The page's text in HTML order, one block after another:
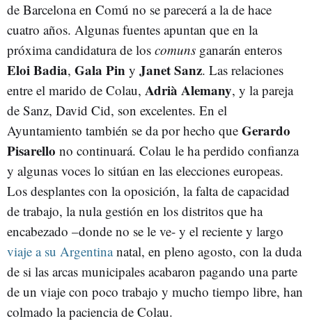
de Barcelona en Comú no se parecerá a la de hace
cuatro años. Algunas fuentes apuntan que en la
próxima candidatura de los comuns ganarán enteros
Eloi Badia, Gala Pin y Janet Sanz. Las relaciones
entre el marido de Colau, Adrià Alemany, y la pareja
de Sanz, David Cid, son excelentes. En el
Ayuntamiento también se da por hecho que Gerardo
Pisarello no continuará. Colau le ha perdido confianza
y algunas voces lo sitúan en las elecciones europeas.
Los desplantes con la oposición, la falta de capacidad
de trabajo, la nula gestión en los distritos que ha
encabezado –donde no se le ve- y el reciente y largo
viaje a su Argentinanatal, en pleno agosto, con la duda
de si las arcas municipales acabaron pagando una parte
de un viaje con poco trabajo y mucho tiempo libre, han
colmado la paciencia de Colau.